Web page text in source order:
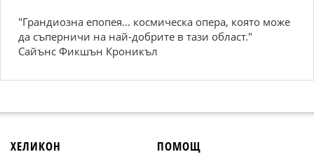
"Грандиозна епопея... космическа опера, която може
да съперничи на най-добрите в тази област."
Сайънс Фикшън Кроникъл
ХЕЛИКОН ПОМОЩ